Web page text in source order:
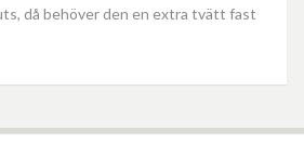
då behöver den en extra tvätt fast